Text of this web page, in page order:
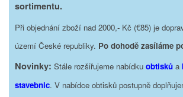
sortimentu.
Při objednání zboží nad 2000,- Kč (€85) je
území České republiky. Po dohodě zasíláme
Novinky: Stále rozšiřujeme nabídku obtisků a
stavebnic. V nabídce obtisků postupně